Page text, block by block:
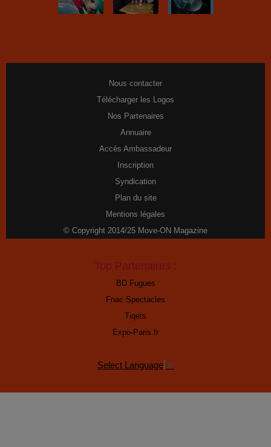
Nous contacter
Télécharger les Logos
Nos Partenaires
Annuaire
Accès Ambassadeur
Inscription
Syndication
Plan du site
Mentions légales
© Copyright 2014/25 Move-ON Magazine
BD Fugues
Fnac Spectacles
Tiqets
Expo-Paris.fr
Select Language ▼